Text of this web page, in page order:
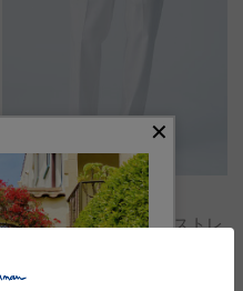
Dickies
オーガニックコットン ストレ